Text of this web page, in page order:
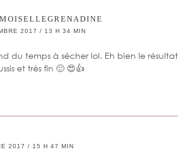
2017 / 13 H 34 MIN
du temps à sécher lol. Eh bien le résultat
et très fin 🙂 😍👍
2017 / 15 H 47 MIN